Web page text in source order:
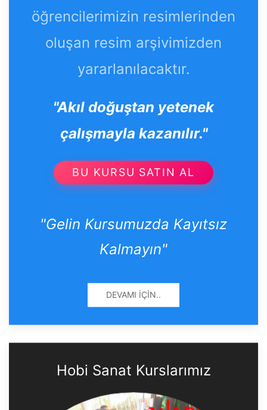
öğrencilerimizin resimlerinden
oluşan resim arşivimizden
yararlanılacaktır.
"Akıl doğuştan yetenek
çalışmayla kazanılır."
BU KURSU SATIN AL
"Gelin Kursumuzda Kayıtsız
Kalmayın"
DEVAMI İÇIN..
Hobi Sanat Kurslarımız